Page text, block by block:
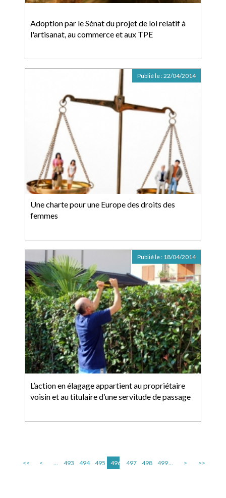
Adoption par le Sénat du projet de loi relatif à
l'artisanat, au commerce et aux TPE
Une charte pour une Europe des droits des
femmes
Publié le :22/04/2014
L’action en élagage appartient au propriétaire
voisin et au titulaire d’une servitude de passage
Publié le : 18/04/2014
<< < ... 493 494 495 496 497 498 499... > >>